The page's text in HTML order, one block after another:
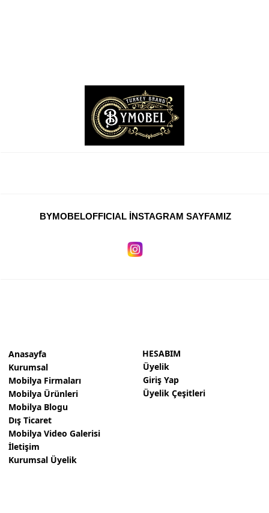
Yönetici Masaları
Bekleme Koltukları
Workstation Ofis Masaları
Makam Takımları
Toplantı Masası
BYMOBELOFFICIAL İNSTAGRAM SAYFAMIZ
Anasayfa
Kurumsal
Mobilya Firmaları
Mobilya Ürünleri
Mobilya Blogu
Dış Ticaret
Mobilya Video Galerisi
İletişim
Kurumsal Üyelik
HESABIM
Üyelik
Giriş Yap
Üyelik Çeşitleri